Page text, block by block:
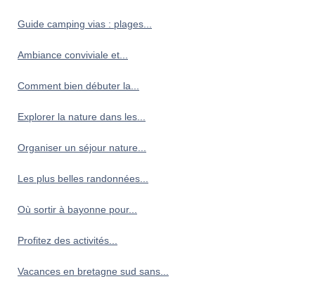
Guide camping vias : plages...
Ambiance conviviale et...
Comment bien débuter la...
Explorer la nature dans les...
Organiser un séjour nature...
Les plus belles randonnées...
Où sortir à bayonne pour...
Profitez des activités...
Vacances en bretagne sud sans...